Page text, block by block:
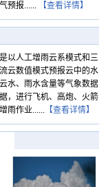
预报......
【查看详情】
以人工增雨云系模式和三
云数值模式预报云中的水
水、雨水含量等气象数据
，进行飞机、高炮、火箭
雨作业...... 【查看详情】